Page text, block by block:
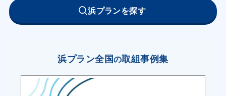
②ホタテ種苗放流は、食害生物駆除による漁場環
境整備を行う。
獲サイズを設定し、食害生物駆除･堆積物除去に
浜プランを探す
浜プラン全国の取組事例集